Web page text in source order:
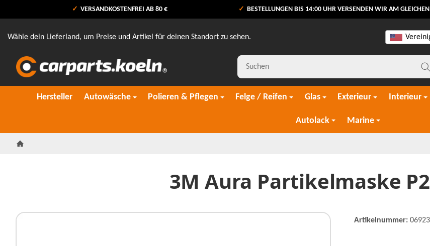
VERSANDKOSTENFREI AB 80 € BESTELLUNGEN BIS 14:00 UHR VERSENDEN WIR AM GLEICHEN WERKTAG
Wähle dein Lieferland, um Preise und Artikel für deinen Standort zu sehen.
Hersteller Autowäsche Polieren & Pflegen Felge / Reifen Glas Exterieur Interieur
Autolack Marine
3M Aura Partikelmaske
Artikelnummer: